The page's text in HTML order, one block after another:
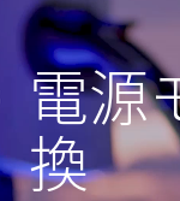
電源
換